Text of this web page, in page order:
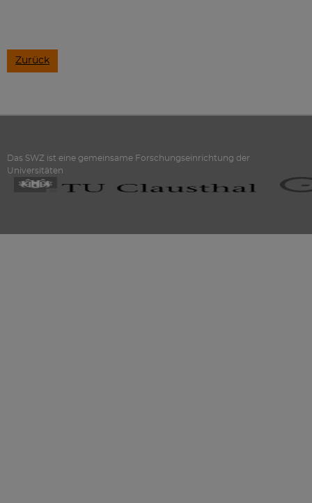
Zurück
Das SWZ ist eine gemeinsame Forschungseinrichtung der
Universitäten